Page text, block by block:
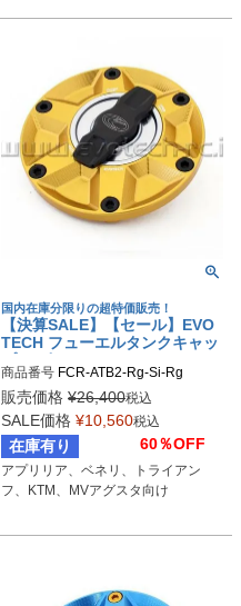
国内在庫分限りの超特価販売！
【決算SALE】【セール】EVO
TECH フューエルタンクキャッ
I/TRIUMPH/KTM/MV AGUSTA
商品番号 FCR-ATB2-Rg-Si-Rg
販売価格 ¥26,400税込
SALE価格 ¥10,560税込
在庫有り 60％OFF
アプリリア、ベネリ、トライアン
フ、KTM、MVアグスタ向け